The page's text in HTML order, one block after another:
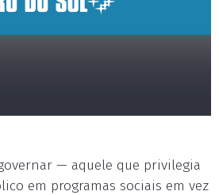
— aquele que privilegia
em programas sociais em vez